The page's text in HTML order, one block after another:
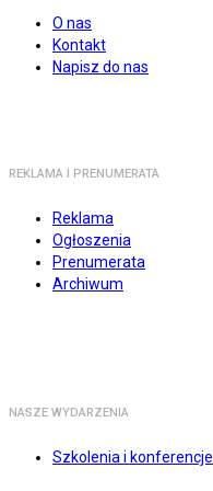
O nas
Kontakt
Napisz do nas
REKLAMA I PRENUMERATA
Reklama
Ogłoszenia
Prenumerata
Archiwum
NASZE WYDARZENIA
Szkolenia i konferencje